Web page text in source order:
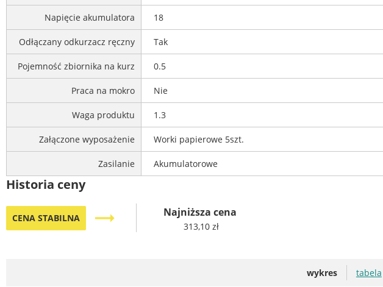
Napięcie akumulatora 18
Odłączany odkurzacz ręczny Tak
Pojemność zbiornika na kurz 0.5
Praca na mokro Nie
Waga produktu 1.3
Załączone wyposażenie Worki papierowe 5szt.
Zasilanie Akumulatorowe
Historia ceny
CENA STABILNA trending_flat Najniższa cena
313,10 zł
wykres tabela